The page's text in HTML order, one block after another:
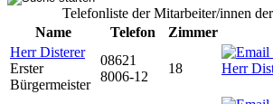
Telefonliste der Mitarbeiter/innen
Name
Telefon Zimmer
Herr Disterer
Erster
Bürgermeister
08621
8006-12
18